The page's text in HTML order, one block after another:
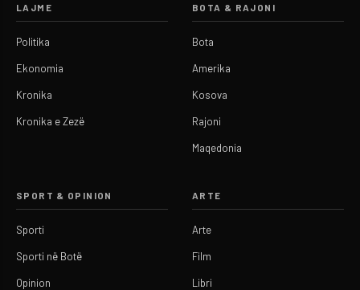
LAJME
Politika
Ekonomia
Kronika
Kronika e Zezë
BOTA & RAJONI
Bota
Amerika
Kosova
Rajoni
Maqedonia
SPORT & OPINION
Sporti
Sporti në Botë
Opinion
ARTE
Arte
Film
Libri